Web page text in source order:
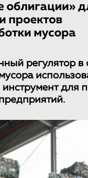
облигации»
проектов
мусора
регулятор в
для